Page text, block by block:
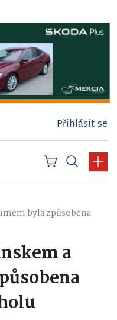
Přihlásit se
byla způsobena
a